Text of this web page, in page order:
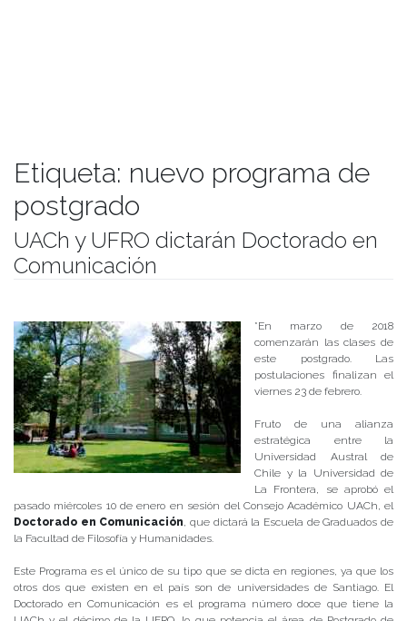
Etiqueta: nuevo programa de
postgrado
UACh y UFRO dictarán Doctorado en
Comunicación
*En marzo de 2018
comenzarán las clases de
este postgrado. Las
postulaciones finalizan el
viernes 23 de febrero.
Fruto de una alianza
estratégica entre la
Universidad Austral de
Chile y la Universidad de
La Frontera, se aprobó el
pasado miércoles 10 de enero en sesión del Consejo Académico UACh, el
Doctorado en Comunicación, que dictará la Escuela de Graduados de
la Facultad de Filosofía y Humanidades.
Este Programa es el único de su tipo que se dicta en regiones, ya que los
otros dos que existen en el país son de universidades de Santiago. El
Doctorado en Comunicación es el programa número doce que tiene la